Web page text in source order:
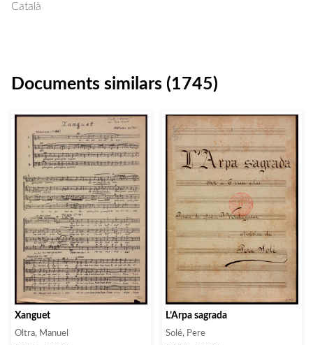
Català
Documents similars (1745)
Xanguet
Oltra, Manuel
L’Arpa sagrada
Solé, Pere